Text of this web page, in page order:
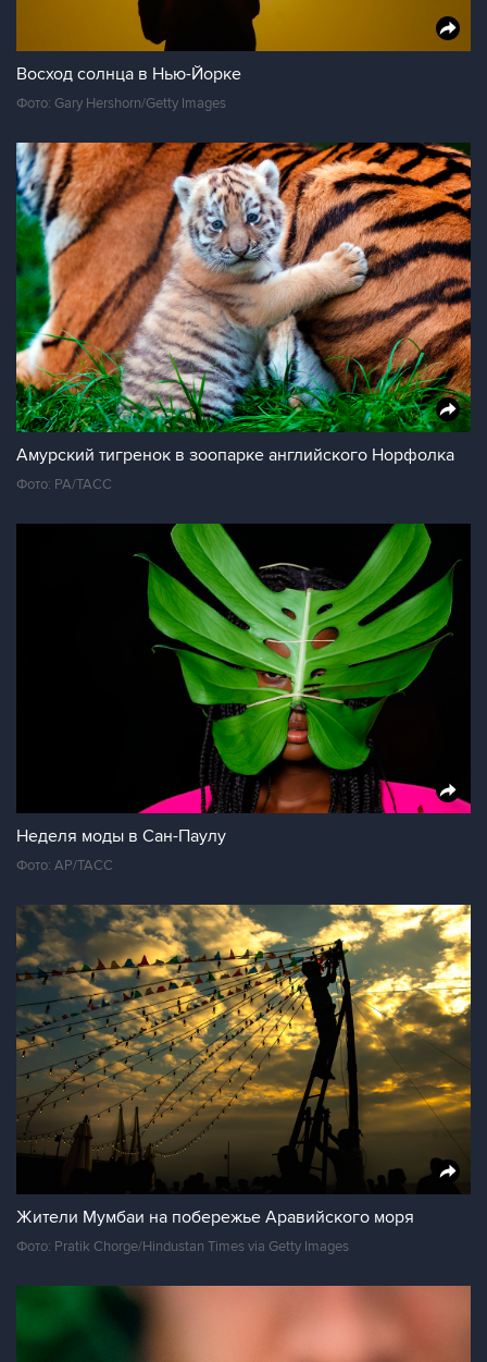
Восход солнца в Нью-Йорке
Фото: Gary Hershorn/Getty Images
Амурский тигренок в зоопарке английского Норфолка
Фото: PA/ТАСС
Неделя моды в Сан-Паулу
Фото: AP/ТАСС
Жители Мумбаи на побережье Аравийского моря
Фото: Pratik Chorge/Hindustan Times via Getty Images